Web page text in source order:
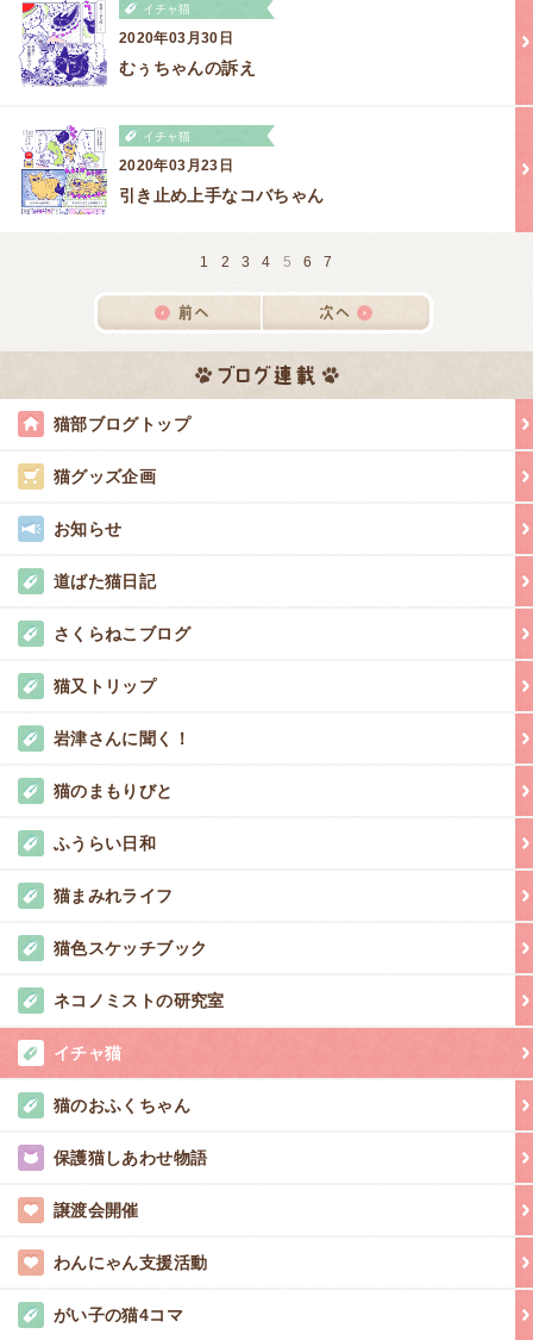
イチャ猫
2020年03月30日
むぅちゃんの訴え
イチャ猫
2020年03月23日
引き止め上手なコバちゃん
1 2 3 4 5 6 7
猫部ブログトップ
猫グッズ企画
お知らせ
道ばた猫日記
さくらねこブログ
猫又トリップ
岩津さんに聞く！
猫のまもりびと
ふうらい日和
猫まみれライフ
猫色スケッチブック
ネコノミストの研究室
イチャ猫
猫のおふくちゃん
保護猫しあわせ物語
譲渡会開催
わんにゃん支援活動
がい子の猫4コマ